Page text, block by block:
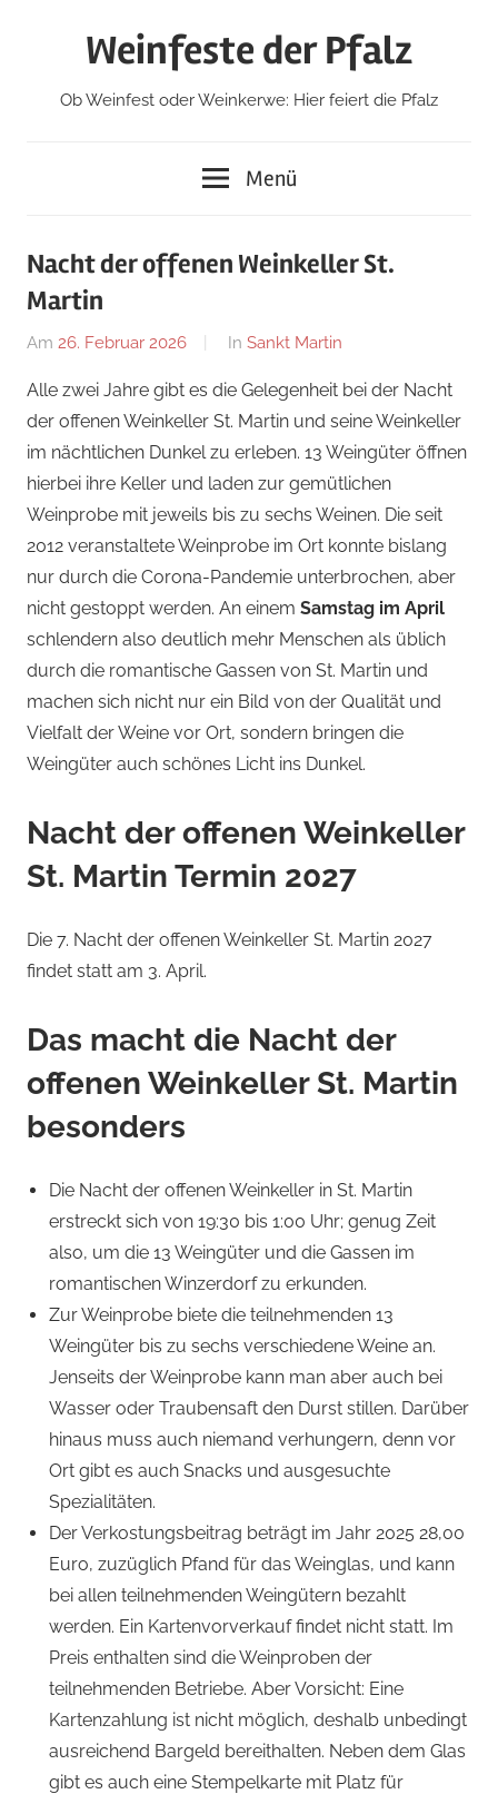
Weinfeste der Pfalz
Ob Weinfest oder Weinkerwe: Hier feiert die Pfalz
Menü
Nacht der offenen Weinkeller St.
Martin
Am 26. Februar 2026
Von
In Sankt Martin
Alle zwei Jahre gibt es die Gelegenheit bei der Nacht
der offenen Weinkeller St. Martin und seine Weinkeller
im nächtlichen Dunkel zu erleben. 13 Weingüter öffnen
hierbei ihre Keller und laden zur gemütlichen
Weinprobe mit jeweils bis zu sechs Weinen. Die seit
2012 veranstaltete Weinprobe im Ort konnte bislang
nur durch die Corona-Pandemie unterbrochen, aber
nicht gestoppt werden. An einem Samstag im April
schlendern also deutlich mehr Menschen als üblich
durch die romantische Gassen von St. Martin und
machen sich nicht nur ein Bild von der Qualität und
Vielfalt der Weine vor Ort, sondern bringen die
Weingüter auch schönes Licht ins Dunkel.
Nacht der offenen Weinkeller
St. Martin Termin 2027
Die 7. Nacht der offenen Weinkeller St. Martin 2027
findet statt am 3. April.
Das macht die Nacht der
offenen Weinkeller St. Martin
besonders
Die Nacht der offenen Weinkeller in St. Martin
erstreckt sich von 19:30 bis 1:00 Uhr; genug Zeit
also, um die 13 Weingüter und die Gassen im
romantischen Winzerdorf zu erkunden.
Zur Weinprobe biete die teilnehmenden 13
Weingüter bis zu sechs verschiedene Weine an.
Jenseits der Weinprobe kann man aber auch bei
Wasser oder Traubensaft den Durst stillen. Darüber
hinaus muss auch niemand verhungern, denn vor
Ort gibt es auch Snacks und ausgesuchte
Spezialitäten.
Der Verkostungsbeitrag beträgt im Jahr 2025 28,00
Euro, zuzüglich Pfand für das Weinglas, und kann
bei allen teilnehmenden Weingütern bezahlt
werden. Ein Kartenvorverkauf findet nicht statt. Im
Preis enthalten sind die Weinproben der
teilnehmenden Betriebe. Aber Vorsicht: Eine
Kartenzahlung ist nicht möglich, deshalb unbedingt
ausreichend Bargeld bereithalten. Neben dem Glas
gibt es auch eine Stempelkarte mit Platz für